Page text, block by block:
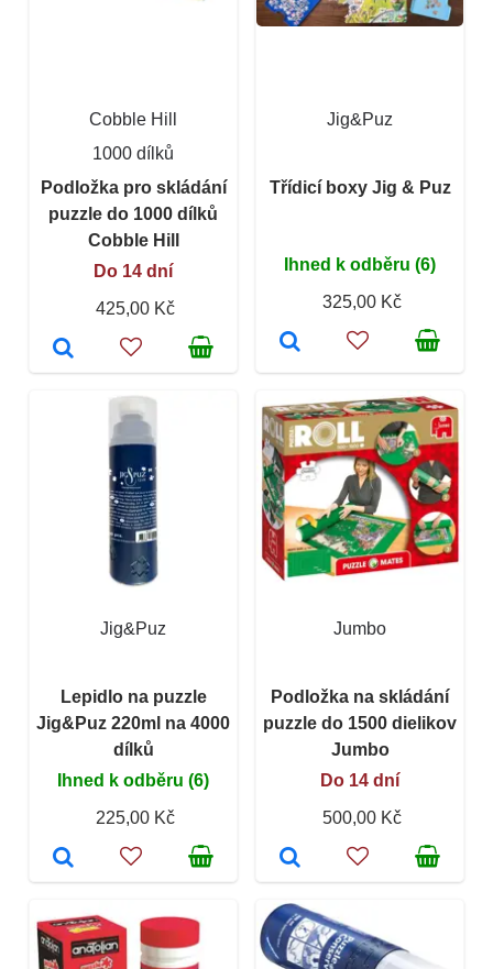
Cobble Hill
1000 dílků
Podložka pro skládání
puzzle do 1000 dílků
Cobble Hill
Do 14 dní
425,00 Kč
Jig&Puz
Třídicí boxy Jig & Puz
Ihned k odběru (6)
325,00 Kč
Jig&Puz
Lepidlo na puzzle
Jig&Puz 220ml na 4000
dílků
Ihned k odběru (6)
225,00 Kč
Jumbo
Podložka na skládání
puzzle do 1500 dielikov
Jumbo
Do 14 dní
500,00 Kč